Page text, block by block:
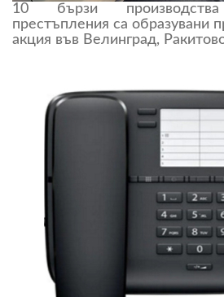
10 бързи
престъпления са образувани
акция във Велинград,